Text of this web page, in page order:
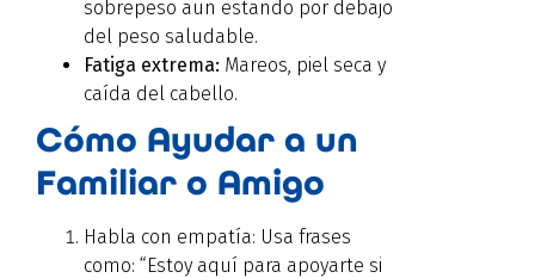
sobrepeso aun estando por debajo
del peso saludable.
Fatiga extrema: Mareos, piel seca y
caída del cabello.
Cómo Ayudar a un
Familiar o Amigo
Habla con empatía: Usa frases
como: “Estoy aquí para apoyarte si